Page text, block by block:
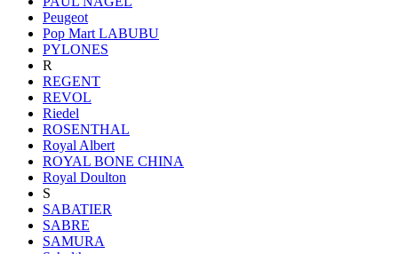
Peugeot
Pop Mart LABUBU
PYLONES
R
REGENT
REVOL
Riedel
ROSENTHAL
Royal Albert
ROYAL BONE CHINA
Royal Doulton
S
SABATIER
SABRE
SAMURA